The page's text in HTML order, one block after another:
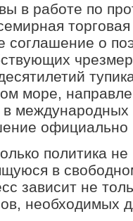
в работе по
соглашение о
море,
международных
официально
политика
в
зависит не
необходимых